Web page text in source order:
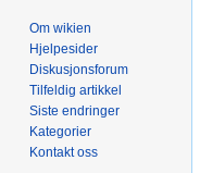
Om wikien
Hjelpesider
Diskusjonsforum
Tilfeldig artikkel
Siste endringer
Kategorier
Kontakt oss